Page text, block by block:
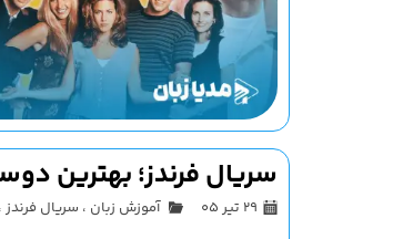
سریال فرندز؛ بهترین
۲۹ تیر ۰۵ آموزش زبان ، سریال فرندز ،